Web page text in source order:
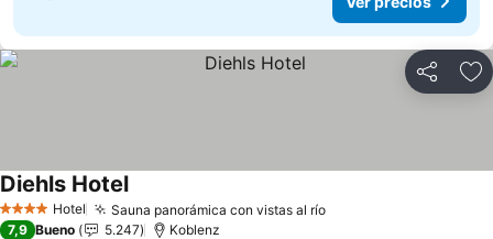
Compartir
4 EstrellasHotel Sauna panorámica con vistas al río
Diehls Hotel
7,9 Bueno 5.247 Koblenz